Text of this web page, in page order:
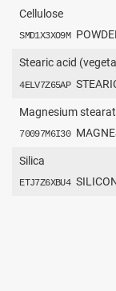
Cellulose
SMD1X3XO9M
Stearic acid
4ELV7Z65AP
Magnesium
70097M6I30
Silica
ETJ7Z6XBU4